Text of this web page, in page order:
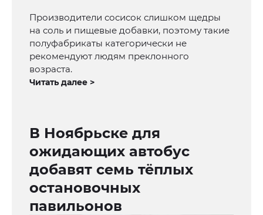
Производители сосисок слишком щедры
на соль и пищевые добавки, поэтому такие
полуфабрикаты категорически не
рекомендуют людям преклонного
возраста.
Читать далее >
В Ноябрьске для
ожидающих автобус
добавят семь тёплых
остановочных
павильонов